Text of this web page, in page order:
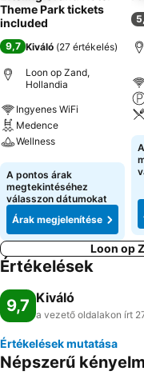
Theme Park tickets
included
9,7 Kiváló (27 értékelés)
Loon op Zand,
Hollandia
Ingyenes WiFi
Medence
Wellness
Árak megjelenítése
A pontos árak
megtekintéséhez
válasszon dátumokat
Árak megjelenítése
Loon op
Értékelések
9,7 Kiváló
a vezető oldalakon írt
Értékelések mutatása
Népszerű